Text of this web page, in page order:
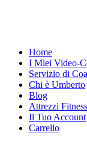
Home
I Miei Video-
Servizio di
Chi è Umberto
Blog
Attrezzi Fitness
Il Tuo Account
Carrello